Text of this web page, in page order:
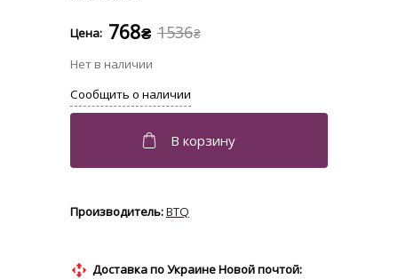
1536₴
768₴
BTQ
Доставка по Украине Новой почтой: